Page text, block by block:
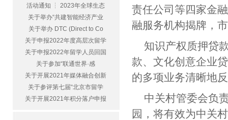
活动通知 ┆ 2023年全球生态
关于举办“共建智能经济产业
关于举办 DTC (Direct to Co
关于申报2022年度高层次留学
关于申报2022年留学人员回国
关于参加“联通世界·感
关于开展2021年媒体融合创新
关于参评第七届“北京市留学
关于开展2021年积分落户申报
责任公司等四家金
融服务机构揭牌，
知识产权质押贷
款、文化创意企业
的多项业务清晰地
中关村管委会负
园，将有效为中关